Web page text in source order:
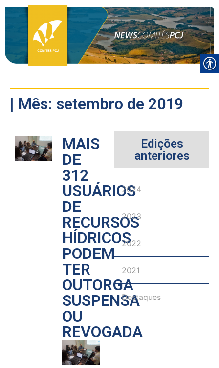
| Mês: setembro de 2019
MAIS
DE
312
USUÁRIOS
DE
RECURSOS
HÍDRICOS
PODEM
TER
OUTORGA
SUSPENSA
OU
REVOGADA
Edições
anteriores
2024
2023
2022
2021
Destaques